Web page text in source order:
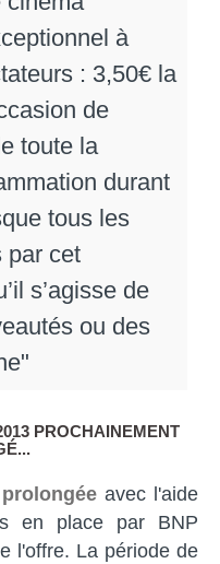
à
: 3,50€ la
de
toute la
durant
tous les
par cet
s’agisse de
ou des
PROCHAINEMENT
prolongée avec l'aide
en place par BNP
l'offre. La période de